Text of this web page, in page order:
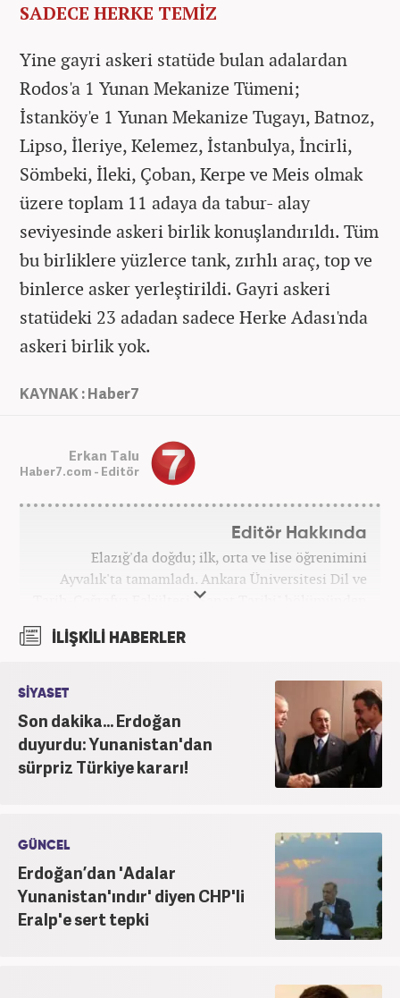
SADECE HERKE TEMİZ
Yine gayri askeri statüde bulan adalardan
Rodos'a 1 Yunan Mekanize Tümeni;
İstanköy'e 1 Yunan Mekanize Tugayı, Batnoz,
Lipso, İleriye, Kelemez, İstanbulya, İncirli,
Sömbeki, İleki, Çoban, Kerpe ve Meis olmak
üzere toplam 11 adaya da tabur- alay
seviyesinde askeri birlik konuşlandırıldı. Tüm
bu birliklere yüzlerce tank, zırhlı araç, top ve
binlerce asker yerleştirildi. Gayri askeri
statüdeki 23 adadan sadece Herke Adası'nda
askeri birlik yok.
KAYNAK : Haber7
Erkan Talu
Haber7.com - Editör
Editör Hakkında
Elazığ'da doğdu; ilk, orta ve lise öğrenimini
Ayvalık'ta tamamladı. Ankara Üniversitesi Dil ve
Tarih-Coğrafya Fakültesi "Sanat Tarihi" bölümünden
üzerine eğitimler aldı. Haberciliğe "muhabir" olarak
Kariyerine, Haber7'de "editör" olarak devam ediyor.
İLİŞKİLİ HABERLER
SİYASET
Son dakika... Erdoğan
duyurdu: Yunanistan'dan
sürpriz Türkiye kararı!
GÜNCEL
Erdoğan’dan 'Adalar
Yunanistan'ındır' diyen CHP'li
Eralp'e sert tepki